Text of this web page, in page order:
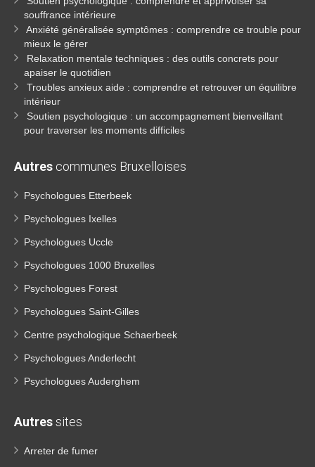
souffrance intérieure
Anxiété généralisée symptômes : comprendre ce trouble pour
mieux le gérer
Relaxation mentale techniques : des outils concrets pour
apaiser le quotidien
Troubles anxieux aide : comprendre et retrouver un équilibre
intérieur
Soutien psychologique : un accompagnement bienveillant
pour traverser les moments difficiles
Autres communes Bruxelloises
Psychologues Etterbeek
Psychologues Ixelles
Psychologues Uccle
Psychologues 1000 Bruxelles
Psychologues Forest
Psychologues Saint-Gilles
Centre psychologique Schaerbeek
Psychologues Anderlecht
Psychologues Auderghem
Autressites
Arreter de fumer